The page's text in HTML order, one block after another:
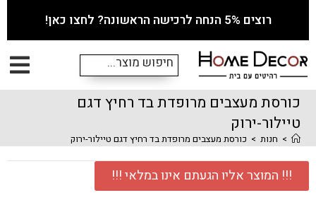
רוצים 5% הנחה לרכישה הראשונה? לחצו כאן!
כורסת מעצבים מרופדת בד רחיץ דגם
טיילור-ירוק
> חנות > כורסת מעצבים מרופדת בד רחיץ דגם טיילור-ירוק
!!! המוצר אליו הגעתם אינו במלאי !!!